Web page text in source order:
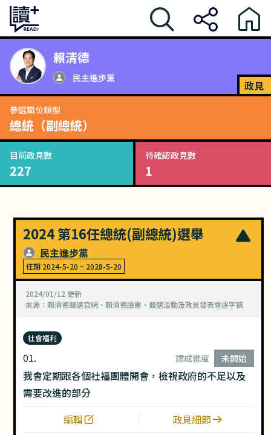
賴清德
民主進步黨
政見
參選職位類型
總統（副總統）
目前政見數
227
待確認政見數
1
2024 第16任總統(副總統)選舉
民主進步黨
任期 2024-5-20 ~ 2028-5-20
2024/01/12 更新
來源： 賴清德競選官網 賴清德臉書 競選活動及政見發表會逐字稿
社會福利
01. 達成進度 未開始
我會定期跟各個社福團體開會，檢視政府的不足以及
需要改進的部分
編輯
政見細節